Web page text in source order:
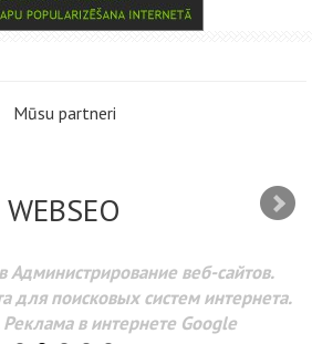
Mūsu partneri
WEBSEO
Администрирование веб-сайтов.
для поисковых систем интернета.
Реклама в интернете Google